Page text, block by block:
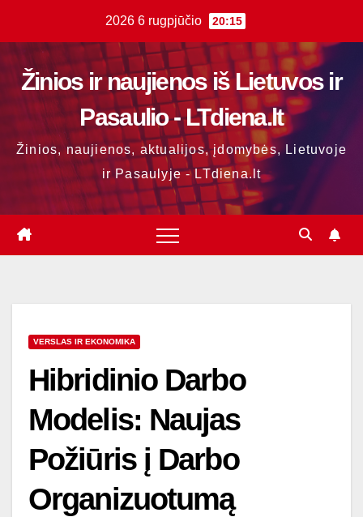
content
2026 6 rugpjūčio 20:15
Žinios ir naujienos iš Lietuvos ir
Pasaulio - LTdiena.lt
Žinios, naujienos, aktualijos, įdomybės, Lietuvoje
ir Pasaulyje - LTdiena.lt
VERSLAS IR EKONOMIKA
Hibridinio Darbo
Modelis: Naujas
Požiūris į Darbo
Organizuotumą